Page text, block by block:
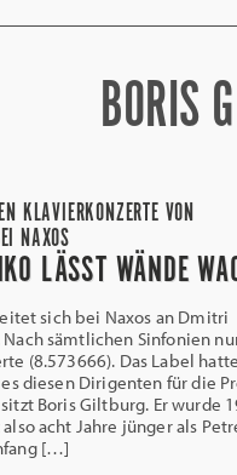
BORIS
KLAVIERKONZERTE VON
NAXOS
LÄSST WÄNDE
sich bei Naxos an Dmitri
sämtlichen Sinfonien
(8.573666). Das Label
diesen Dirigenten für die
Boris Giltburg. Er wurde
acht Jahre jünger als
[…]